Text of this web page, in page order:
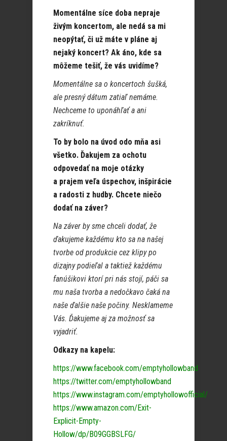
Momentálne síce doba nepraje
živým koncertom, ale nedá sa mi
neopýtať, či už máte v pláne aj
nejaký koncert? Ak áno, kde sa
môžeme tešiť, že vás uvidíme?
Momentálne sa o koncertoch šušká,
ale presný dátum zatiaľ nemáme.
Nechceme to uponáhľať a ani
zakríknuť.
To by bolo na úvod odo mňa asi
všetko. Ďakujem za ochotu
odpovedať na moje otázky
a prajem veľa úspechov, inšpirácie
a radosti z hudby. Chcete niečo
dodať na záver?
Na záver by sme chceli dodať, že
ďakujeme každému kto sa na našej
tvorbe od produkcie cez klipy po
dizajny podieľal a taktiež každému
fanúšikovi ktorí pri nás stojí, páči sa
mu naša tvorba a nedočkavo čaká na
naše ďalšie naše počiny. Nesklameme
Vás. Ďakujeme aj za možnosť sa
vyjadriť.
Odkazy na kapelu:
https://www.facebook.com/emptyhollowband
https://twitter.com/emptyhollowband
https://www.instagram.com/emptyhollowofficial/
https://www.amazon.com/Exit-
Explicit-Empty-
Hollow/dp/B09GGBSLFG/